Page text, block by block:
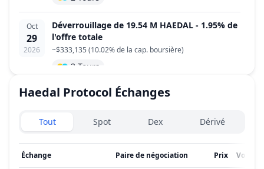
Oct
29
2026
Déverrouillage de 19.54 M HAEDAL - 1.95% de
l'offre totale
~$333,135 (10.02% de la cap. boursière)
2 Tours
Nov
2026
Déverrouillage de 8.00 M HAEDAL - 0.80% de
~ 4.10% de la cap. boursière
Team & Advisors
Déverrouillage de 8.00 M HAEDAL - 0.80% de
Haedal Protocol Échanges
Exchanges type
Tout Spot Dex Dérivé
Échange Paire de négociation Prix